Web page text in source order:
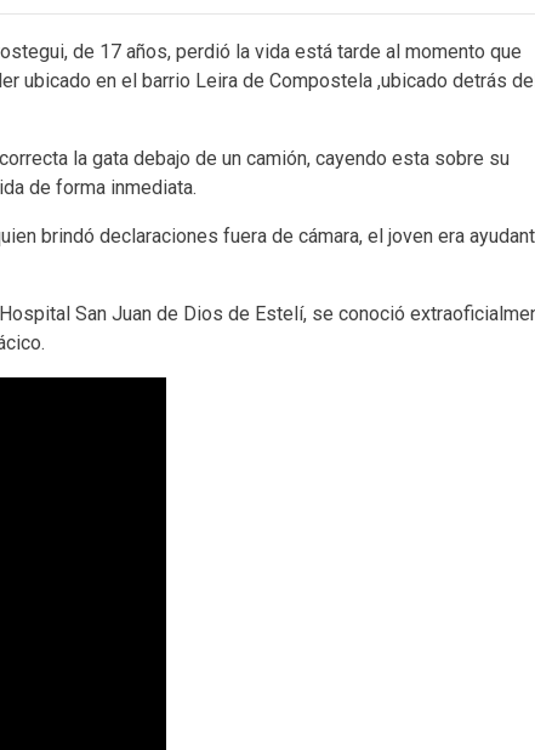
de 17 años, perdió la vida está tarde al momento que
ubicado en el barrio Leira de Compostela ,ubicado detrás del
la gata debajo de un camión, cayendo esta sobre su
de forma inmediata.
brindó declaraciones fuera de cámara, el joven era
San Juan de Dios de Estelí, se conoció